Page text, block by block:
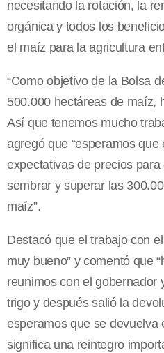
necesitando la rotación, la
orgánica y todos los
el maíz para la agricultura
“Como objetivo de la Bolsa
500.000 hectáreas de maíz,
Así que tenemos mucho
agregó que “esperamos
expectativas de precios
sembrar y superar las
maíz”.
Destacó que el trabajo con
muy bueno” y comentó que
reunimos con el gobernador
trigo y después salió la
esperamos que se devuelva
significa una reintegro